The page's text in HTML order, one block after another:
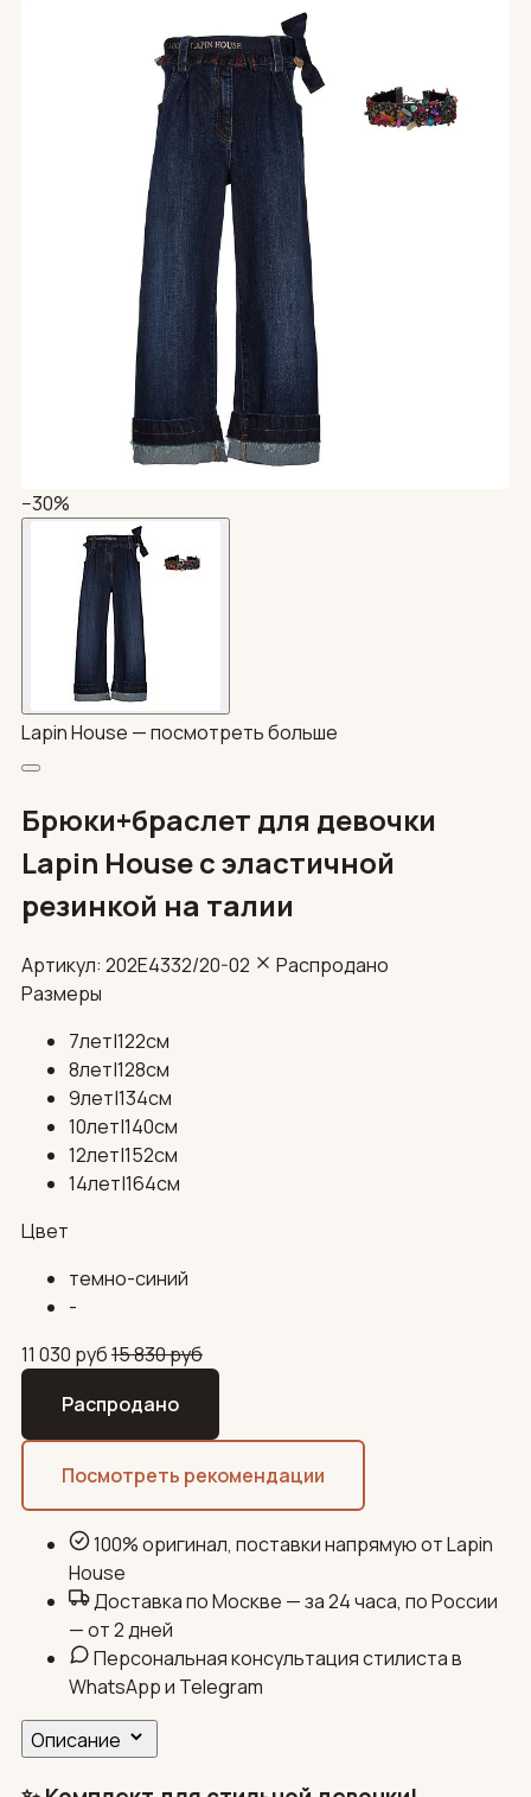
−30%
Lapin House —посмотреть больше
Брюки+браслет для девочки
Lapin House с эластичной
резинкой на талии
Артикул: 202E4332/20-02
Распродано
Размеры
7лет|122см
8лет|128см
9лет|134см
10лет|140см
12лет|152см
14лет|164см
Цвет
темно-синий
-
11 030 руб15 830руб
Распродано
Посмотреть рекомендации
100% оригинал, поставки напрямую от Lapin
House
Доставка по Москве — за 24 часа, по России
— от 2 дней
Персональная консультация стилиста в
WhatsApp и Telegram
Описание